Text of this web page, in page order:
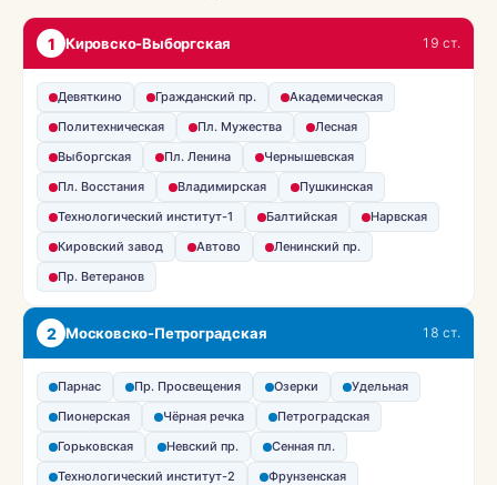
1 Кировско-Выборгская 19 ст.
Девяткино Гражданский пр.
Академическая
Политехническая
Пл. Мужества
Лесная
Выборгская
Пл. Ленина
Чернышевская
Пл. Восстания
Владимирская
Пушкинская
Технологический институт-1
Балтийская
Нарвская
Кировский завод
Автово
Ленинский пр.
Пр. Ветеранов
2 Московско-Петроградская 18 ст.
Парнас Пр. Просвещения Озерки
Удельная
Пионерская
Чёрная речка
Петроградская
Горьковская
Невский пр.
Сенная пл.
Технологический институт-2
Фрунзенская